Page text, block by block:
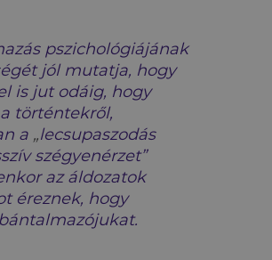
pszichológiájának
jól mutatja, hogy
is jut odáig, hogy
történtekről,
a „lecsupaszodás
szégyenérzet”
az áldozatok
éreznek, hogy